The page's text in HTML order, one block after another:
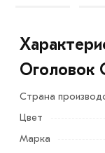
Оголовок
Страна
Цвет
Марка